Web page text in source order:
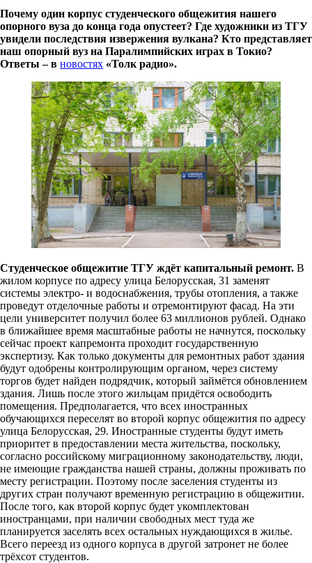
Почему один корпус студенческого общежития нашего
опорного вуза до конца года опустеет? Где художники из ТГУ
увидели последствия извержения вулкана? Кто представляет
наш опорный вуз на Паралимпийских играх в Токио?
Ответы – в новостях «Толк радио».
Студенческое общежитие ТГУ ждёт капитальный ремонт. В
жилом корпусе по адресу улица Белорусская, 31 заменят
системы электро- и водоснабжения, трубы отопления, а также
проведут отделочные работы и отремонтируют фасад. На эти
цели университет получил более 63 миллионов рублей. Однако
в ближайшее время масштабные работы не начнутся, поскольку
сейчас проект капремонта проходит государственную
экспертизу. Как только документы для ремонтных работ здания
будут одобрены контролирующим органом, через систему
торгов будет найден подрядчик, который займётся обновлением
здания. Лишь после этого жильцам придётся освободить
помещения. Предполагается, что всех иностранных
обучающихся переселят во второй корпус общежития по адресу
улица Белорусская, 29. Иностранные студенты будут иметь
приоритет в предоставлении места жительства, поскольку,
согласно российскому миграционному законодательству, люди,
не имеющие гражданства нашей страны, должны проживать по
месту регистрации. Поэтому после заселения студенты из
других стран получают временную регистрацию в общежитии.
После того, как второй корпус будет укомплектован
иностранцами, при наличии свободных мест туда же
планируется заселять всех остальных нуждающихся в жилье.
Всего переезд из одного корпуса в другой затронет не более
трёхсот студентов.